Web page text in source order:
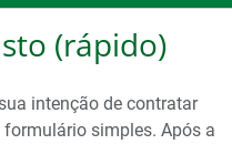
(rápido)
intenção de contratar
formulário simples. Após a